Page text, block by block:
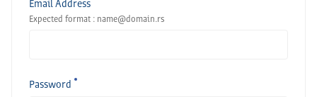
Email Address
Expected format : name@domain.rs
Password